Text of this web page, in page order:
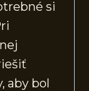
si
aby bol